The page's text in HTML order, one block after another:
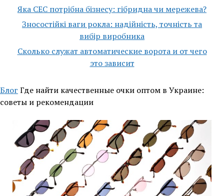
Яка СЕС потрібна бізнесу: гібридна чи мережева?
Зносостійкі ваги рокла: надійність, точність та
вибір виробника
Сколько служат автоматические ворота и от чего
это зависит
Блог Где найти качественные очки оптом в Украине:
советы и рекомендации